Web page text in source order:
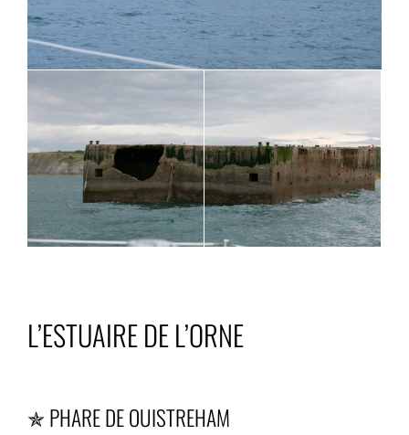
L’ESTUAIRE DE L’ORNE
✯ PHARE DE OUISTREHAM